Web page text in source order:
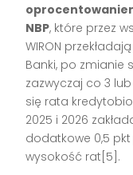
NBP, które przez
WIRON
Banki, po zmianie
zazwyczaj co 3
się rata
2025 i 2026
dodatkowe 0,5
wysokość rat[5].